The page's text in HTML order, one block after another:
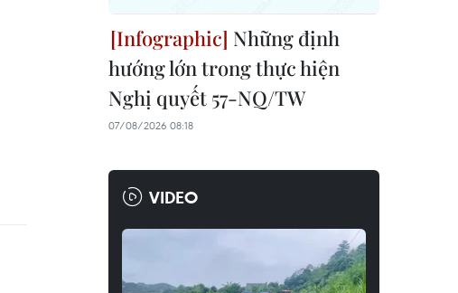
Những định
hướng lớn trong thực hiện
Nghị quyết 57-NQ/TW
07/08/2026 08:18
VIDEO